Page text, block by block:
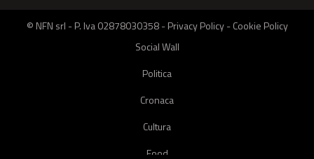
© NFN srl - P. Iva 02878030358 -Privacy Policy-Cookie Policy
Social Wall
Politica
Cronaca
Cultura
Food